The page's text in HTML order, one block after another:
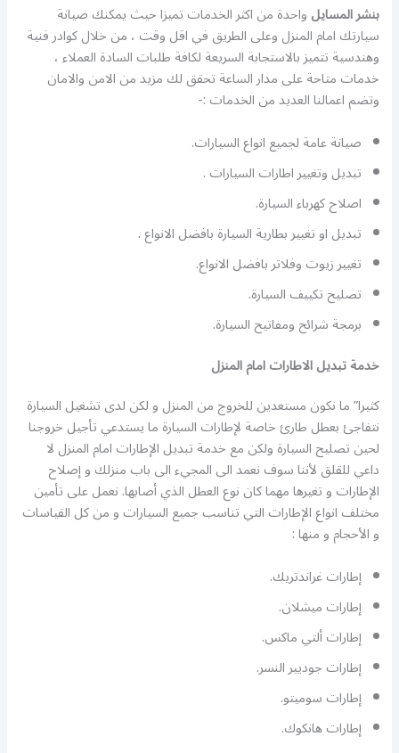
بنشر المسايلواحدة من اكثر الخدمات تميزا حيث يمكنك صيانة
سيارتك امام المنزل وعلى الطريق في اقل وقت ، من خلال كوادر فنية
وهندسية تتميز بالاستجابة السريعة لكافة طلبات السادة العملاء ،
خدمات متاحة على مدار الساعة تحقق لك مزيد من الامن والامان
وتضم اعمالنا العديد من الخدمات :-
صيانة عامة لجميع انواع السيارات.
تبديل وتغيير اطارات السيارات .
اصلاح كهرباء السيارة.
تبديل او تغيير بطارية السيارة بافضل الانواع .
تغيير زيوت وفلاتر بافضل الانواع.
تصليح تكييف السيارة.
برمجة شرائح ومفاتيح السيارة.
خدمة تبديل الاطارات امام المنزل
كثيرا” ما نكون مستعدين للخروج من المنزل و لكن لدى تشغيل السيارة
نتفاجئ بعطل طارئ خاصة لإطارات السيارة ما يستدعي تأجيل خروجنا
لحين تصليح السيارة ولكن مع خدمة تبديل الإطارات امام المنزل لا
داعي للقلق لأننا سوف نعمد الى المجيء الى باب منزلك و إصلاح
الإطارات و تغيرها مهما كان نوع العطل الذي أصابها. نعمل على تأمين
مختلف انواع الإطارات التي تناسب جميع السيارات و من كل القياسات
و الأحجام و منها :
إطارات غراندتريك.
إطارات ميشلان.
إطارات ألتي ماكس.
إطارات جوديير النسر.
إطارات سوميتو.
إطارات هانكوك.